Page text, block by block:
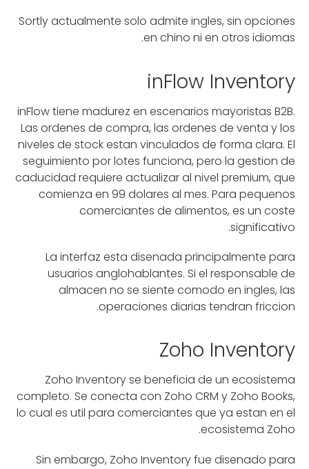
Sortly actualmente solo admite ingles, sin opciones
en chino ni en otros idiomas.
inFlow Inventory
inFlow tiene madurez en escenarios mayoristas B2B.
Las ordenes de compra, las ordenes de venta y los
niveles de stock estan vinculados de forma clara. El
seguimiento por lotes funciona, pero la gestion de
caducidad requiere actualizar al nivel premium, que
comienza en 99 dolares al mes. Para pequenos
comerciantes de alimentos, es un coste
significativo.
La interfaz esta disenada principalmente para
usuarios anglohablantes. Si el responsable de
almacen no se siente comodo en ingles, las
operaciones diarias tendran friccion.
Zoho Inventory
Zoho Inventory se beneficia de un ecosistema
completo. Se conecta con Zoho CRM y Zoho Books,
lo cual es util para comerciantes que ya estan en el
ecosistema Zoho.
Sin embargo, Zoho Inventory fue disenado para